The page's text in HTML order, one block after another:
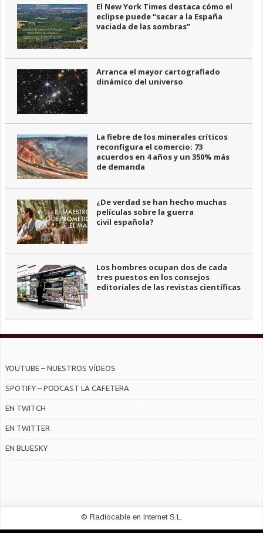
El New York Times destaca cómo el
eclipse puede “sacar a la España
vaciada de las sombras”
Arranca el mayor cartografiado
dinámico del universo
La fiebre de los minerales críticos
reconfigura el comercio: 73
acuerdos en 4 años y un 350% más
de demanda
¿De verdad se han hecho muchas
películas sobre la guerra
civil española?
Los hombres ocupan dos de cada
tres puestos en los consejos
editoriales de las revistas científicas
YOUTUBE – NUESTROS VÍDEOS
SPOTIFY – PODCAST LA CAFETERA
EN TWITCH
EN TWITTER
EN BLUESKY
© Radiocable en Internet S.L.